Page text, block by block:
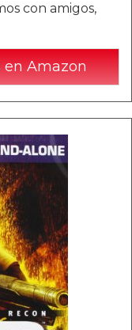
con amigos,
Amazon